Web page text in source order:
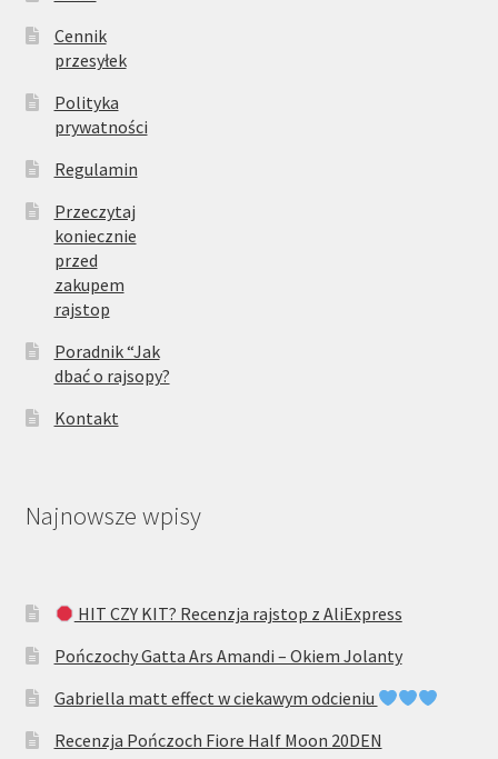
Cennik
przesyłek
Polityka
prywatności
Regulamin
Przeczytaj
koniecznie
przed
zakupem
rajstop
Poradnik “Jak
dbać o rajsopy?
Kontakt
Najnowsze wpisy
HIT CZY KIT? Recenzja rajstop z AliExpress
Pończochy Gatta Ars Amandi – Okiem Jolanty
Gabriella matt effect w ciekawym odcieniu
Recenzja Pończoch Fiore Half Moon 20DEN